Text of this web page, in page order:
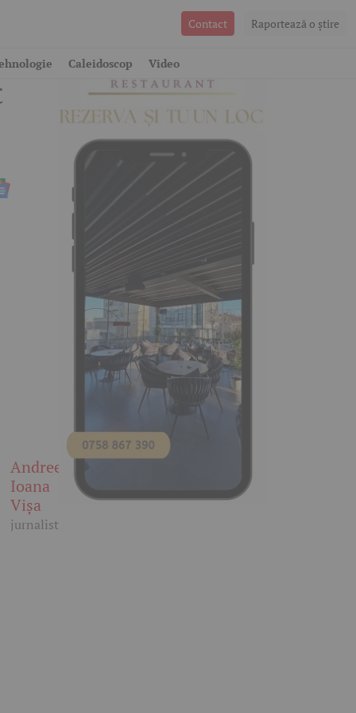
Contact Raportează o ştire
Caleidoscop Video
Andreea
Ioana
Vișa
jurnalist